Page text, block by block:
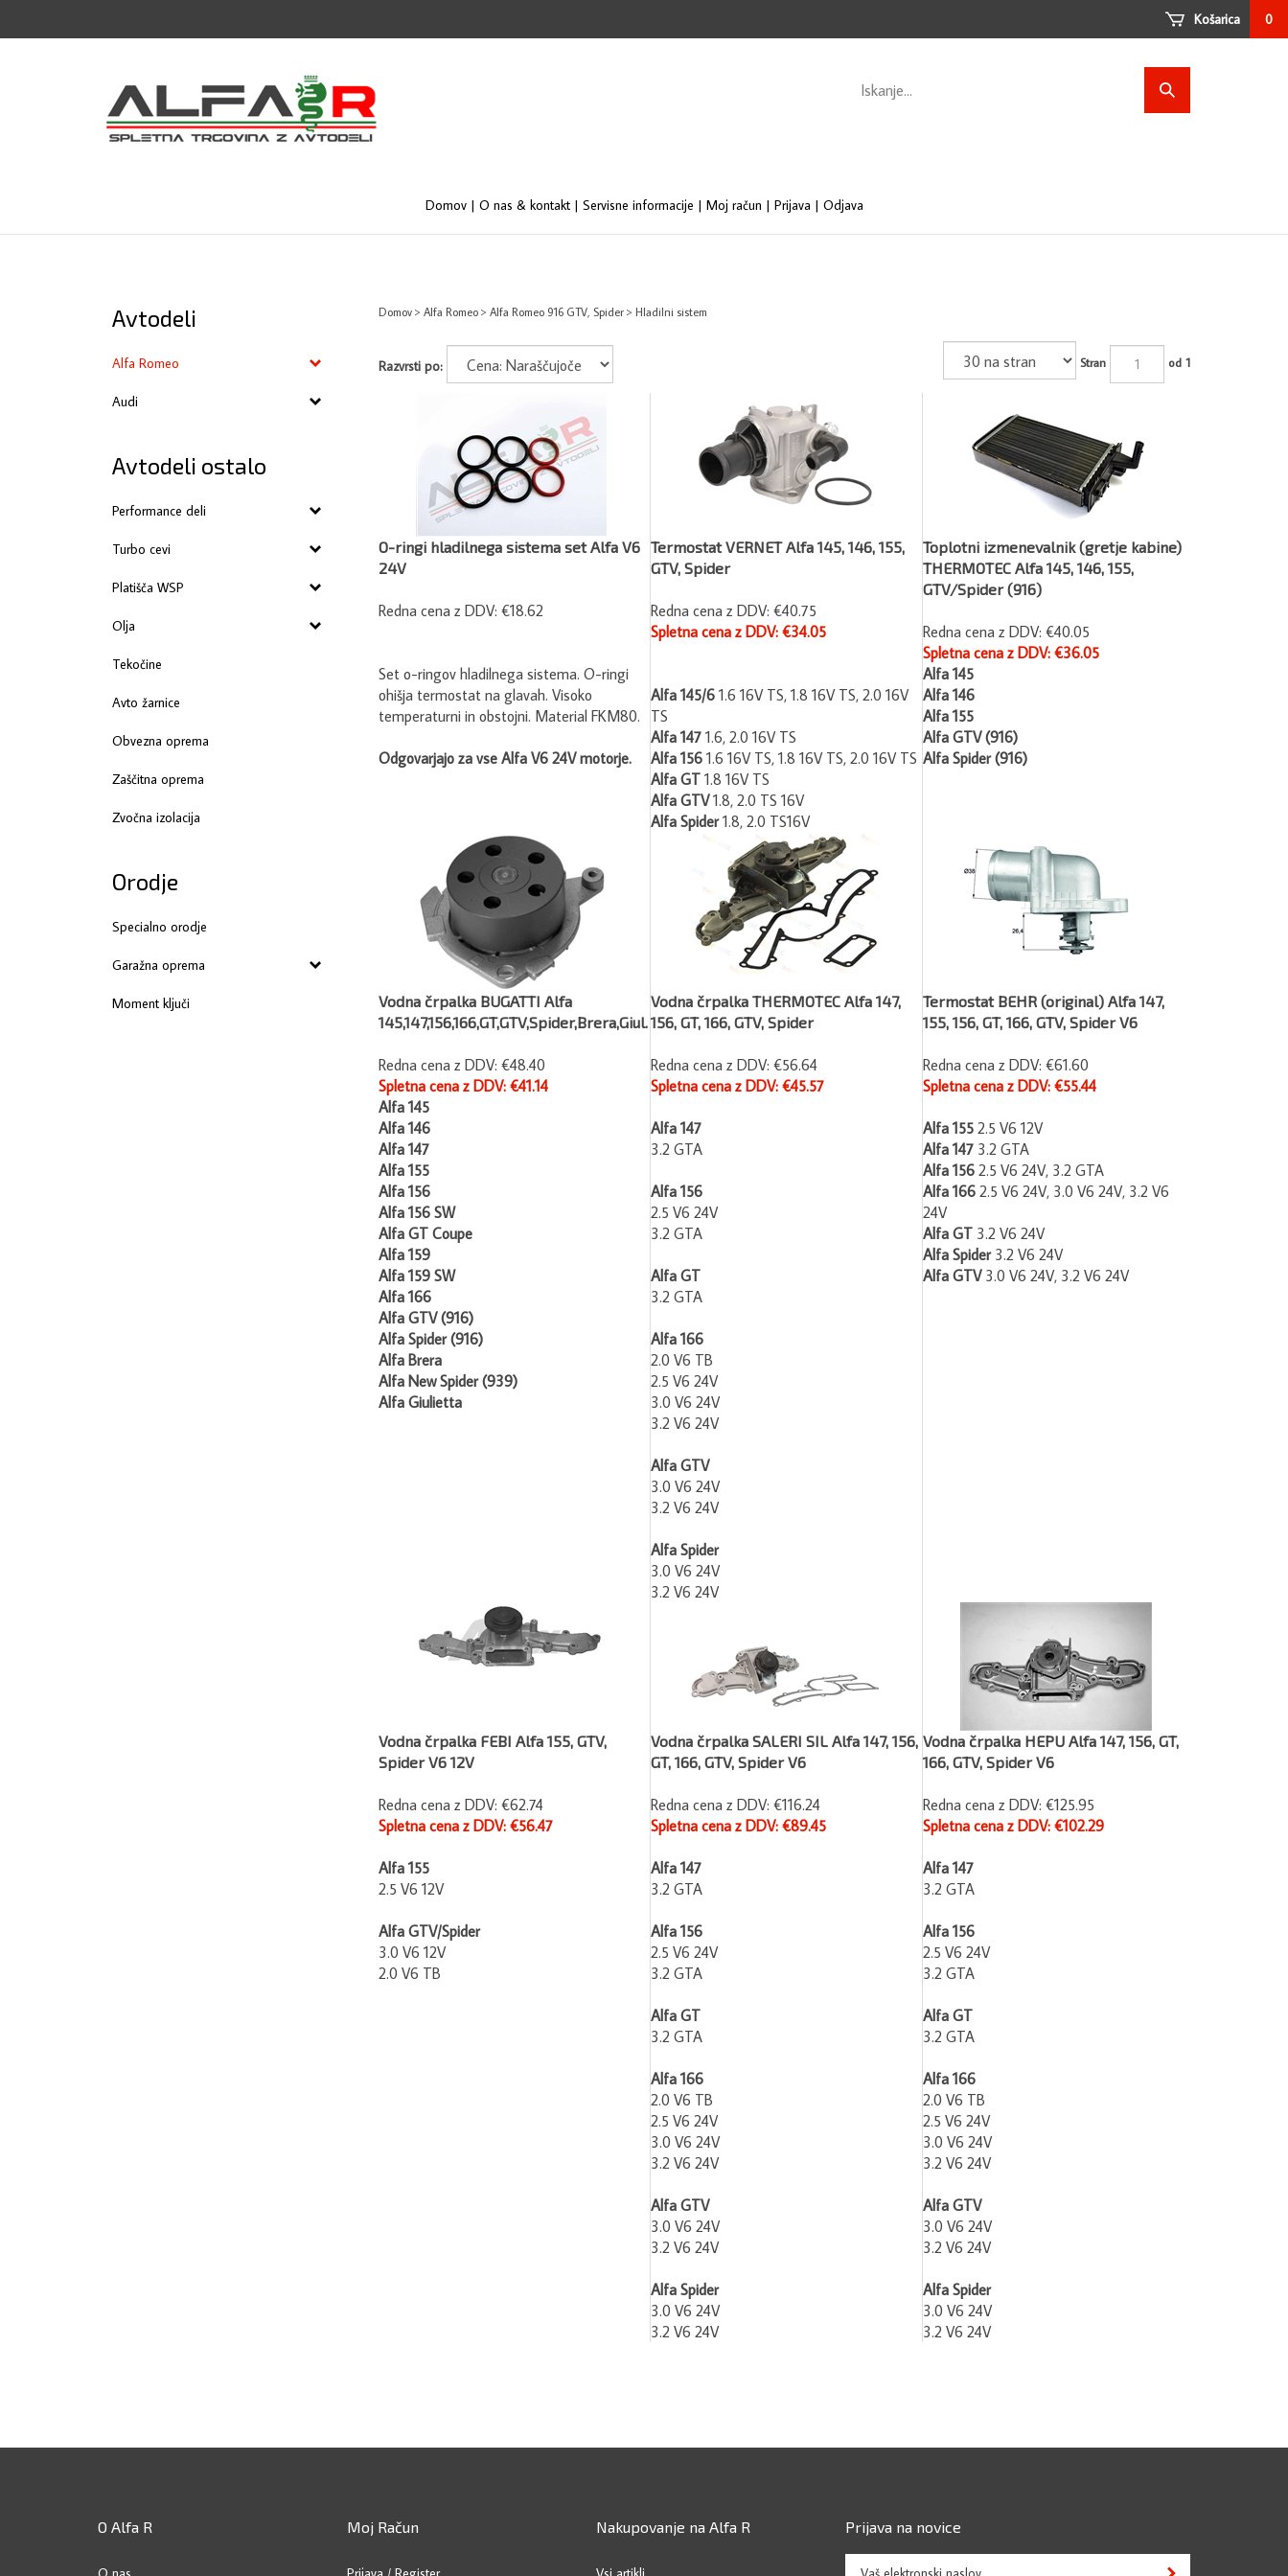
Košarica 0
store
Submit
search
Domov| O nas & kontakt| Servisne informacije | Moj račun | Prijava | Odjava
Avtodeli
Alfa Romeo
Audi
Avtodeli ostalo
Performance deli
Turbo cevi
Platišča WSP
Olja
Tekočine
Avto žarnice
Obvezna oprema
Zaščitna oprema
Zvočna izolacija
Orodje
Specialno orodje
Garažna oprema
Moment ključi
Domov> Alfa Romeo> Alfa Romeo 916 GTV, Spider> Hladilni sistem
Razvrsti po: Stran od 1
O-ringi hladilnega sistema set Alfa V6
24V
Redna cena z DDV: €18.62
Termostat VERNET Alfa 145, 146, 155,
GTV, Spider
Redna cena z DDV: €40.75
Spletna cena z DDV: €34.05
Toplotni izmenevalnik (gretje kabine)
THERMOTEC Alfa 145, 146, 155,
GTV/Spider (916)
Redna cena z DDV: €40.05
Spletna cena z DDV: €36.05
Set o-ringov hladilnega sistema. O-ringi
ohišja termostat na glavah. Visoko
temperaturni in obstojni. Material FKM80.
Odgovarjajo za vse Alfa V6 24V motorje.
Alfa 145/6 1.6 16V TS, 1.8 16V TS, 2.0 16V
TS
Alfa 1471.6, 2.0 16V TS
Alfa 1561.6 16V TS, 1.8 16V TS, 2.0 16V TS
Alfa GT1.8 16V TS
Alfa GTV1.8, 2.0 TS 16V
Alfa Spider1.8, 2.0 TS16V
Alfa 145
Alfa 146
Alfa 155
Alfa GTV (916)
Alfa Spider (916)
Vodna črpalka BUGATTI Alfa
145,147,156,166,GT,GTV,Spider,Brera,Giul.
Redna cena z DDV: €48.40
Spletna cena z DDV: €41.14
Vodna črpalka THERMOTEC Alfa 147,
156, GT, 166, GTV, Spider
Redna cena z DDV: €56.64
Spletna cena z DDV: €45.57
Termostat BEHR (original) Alfa 147,
155, 156, GT, 166, GTV, Spider V6
Redna cena z DDV: €61.60
Spletna cena z DDV: €55.44
Alfa 145
Alfa 146
Alfa 147
Alfa 155
Alfa 156
Alfa 156 SW
Alfa GT Coupe
Alfa 159
Alfa 159 SW
Alfa 166
Alfa GTV (916)
Alfa Spider (916)
Alfa Brera
Alfa New Spider (939)
Alfa Giulietta
Alfa 147
3.2 GTA
Alfa 156
2.5 V6 24V
3.2 GTA
Alfa GT
3.2 GTA
Alfa 166
2.0 V6 TB
2.5 V6 24V
3.0 V6 24V
3.2 V6 24V
Alfa GTV
3.0 V6 24V
3.2 V6 24V
Alfa Spider
3.0 V6 24V
3.2 V6 24V
Alfa 1552.5 V6 12V
Alfa 1473.2 GTA
Alfa 1562.5 V6 24V, 3.2 GTA
Alfa 1662.5 V6 24V, 3.0 V6 24V, 3.2 V6
24V
Alfa GT3.2 V6 24V
Alfa Spider3.2 V6 24V
Alfa GTV3.0 V6 24V, 3.2 V6 24V
Vodna črpalka FEBI Alfa 155, GTV,
Spider V6 12V
Redna cena z DDV: €62.74
Spletna cena z DDV: €56.47
Vodna črpalka SALERI SIL Alfa 147, 156,
GT, 166, GTV, Spider V6
Redna cena z DDV: €116.24
Spletna cena z DDV: €89.45
Vodna črpalka HEPU Alfa 147, 156, GT,
166, GTV, Spider V6
Redna cena z DDV: €125.95
Spletna cena z DDV: €102.29
Alfa 155
2.5 V6 12V
Alfa GTV/Spider
3.0 V6 12V
2.0 V6 TB
Alfa 147
3.2 GTA
Alfa 156
2.5 V6 24V
3.2 GTA
Alfa GT
3.2 GTA
Alfa 166
2.0 V6 TB
2.5 V6 24V
3.0 V6 24V
3.2 V6 24V
Alfa GTV
3.0 V6 24V
3.2 V6 24V
Alfa Spider
3.0 V6 24V
3.2 V6 24V
Alfa 147
3.2 GTA
Alfa 156
2.5 V6 24V
3.2 GTA
Alfa GT
3.2 GTA
Alfa 166
2.0 V6 TB
2.5 V6 24V
3.0 V6 24V
3.2 V6 24V
Alfa GTV
3.0 V6 24V
3.2 V6 24V
Alfa Spider
3.0 V6 24V
3.2 V6 24V
O Alfa R
O nas
Moj Račun
Prijava / Register
Nakupovanje na Alfa R
Vsi artikli
Prijava na novice
Vpišite
Sign up for newsletter